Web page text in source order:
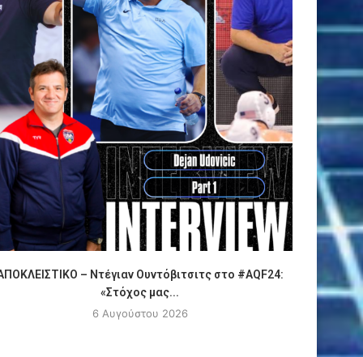
– Ντέγιαν Ουντόβιτσιτς στο #AQF24:
«Στόχος μας...
6 Αυγούστου 2026